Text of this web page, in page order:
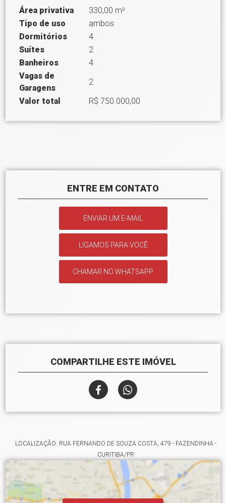
Área privativa
330,00 m²
Tipo de uso
ambos
Dormitórios
4
Suítes
2
Banheiros
4
Vagas de
Garagens
2
Valor total
R$ 750.000,00
ENTRE EM CONTATO
ENVIAR UM E-MAIL
LIGAMOS PARA VOCÊ
CHAMAR NO WHATSAPP
COMPARTILHE ESTE IMÓVEL
LOCALIZAÇÃO: RUA FERNANDO DE SOUZA COSTA, 479 - FAZENDINHA -
CURITIBA/PR